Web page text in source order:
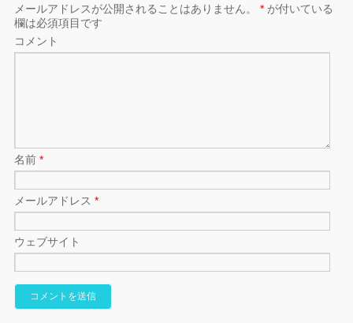
メールアドレスが公開されることはありません。 * が付いている
欄は必須項目です
コメント
名前*
メールアドレス*
ウェブサイト